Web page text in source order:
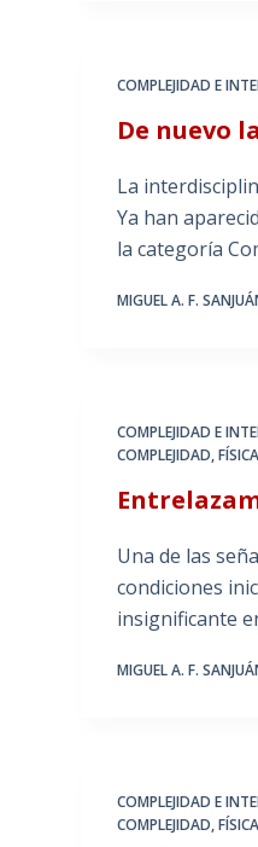
COMPLEJIDAD E
De nuevo
La
Ya han
la categoría
MIGUEL A. F.
COMPLEJIDAD E
COMPLEJIDAD,
Una de las
condiciones
insignificante
MIGUEL A. F.
COMPLEJIDAD E
COMPLEJIDAD,